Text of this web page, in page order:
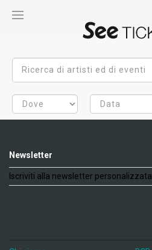
Newsletter
Iscriviti alla newsletter personalizzata